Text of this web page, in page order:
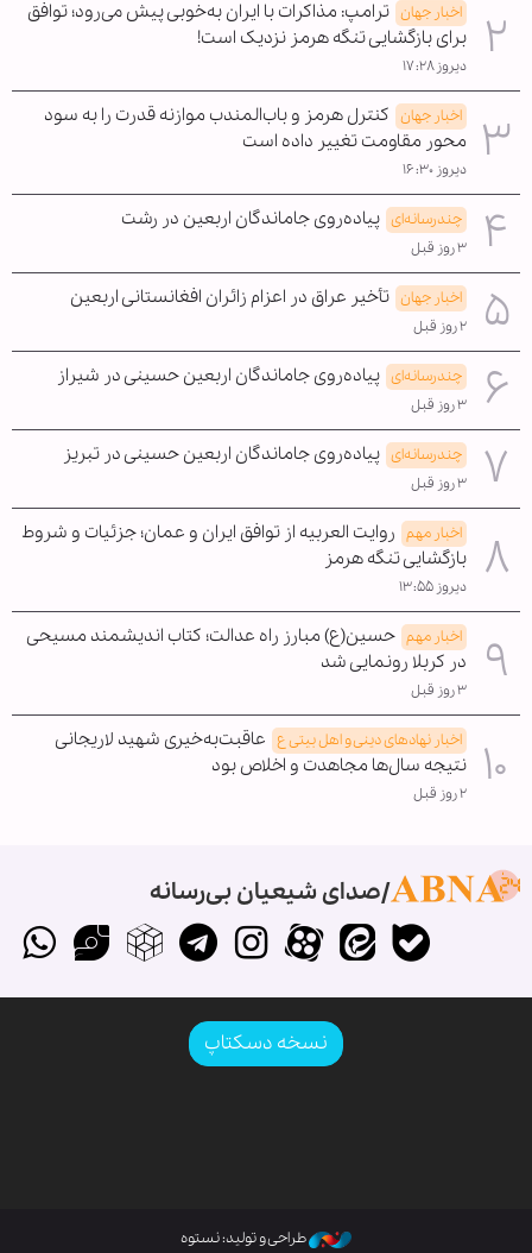
اخبار جهان ترامپ: مذاکرات با ایران به‌خوبی پیش می‌رود؛ توافق
برای بازگشایی تنگه هرمز نزدیک است!
دیروز ۱۷:۲۸
اخبار جهان کنترل هرمز و باب‌المندب موازنه قدرت را به سود
محور مقاومت تغییر داده است
دیروز ۱۶:۳۰
چندرسانه‌ای پیاده‌روی جاماندگان اربعین در رشت
۳ روز قبل
اخبار جهان تأخیر عراق در اعزام زائران افغانستانی اربعین
۲ روز قبل
چندرسانه‌ای پیاده‌روی جاماندگان اربعین حسینی در شیراز
۳ روز قبل
چندرسانه‌ای پیاده‌روی جاماندگان اربعین حسینی در تبریز
۳ روز قبل
اخبار مهم روایت العربیه از توافق ایران و عمان؛ جزئیات و شروط
بازگشایی تنگه هرمز
دیروز ۱۳:۵۵
اخبار مهم حسین(ع) مبارز راه عدالت؛ کتاب اندیشمند مسیحی
در کربلا رونمایی شد
۳ روز قبل
اخبار نهادهای دینی و اهل بیتی ع عاقبت‌به‌خیری شهید لاریجانی
نتیجه سال‌ها مجاهدت و اخلاص بود
۲ روز قبل
صدای شیعیان بی‌رسانه
نسخه دسکتاپ
طراحی و تولید: نستوه